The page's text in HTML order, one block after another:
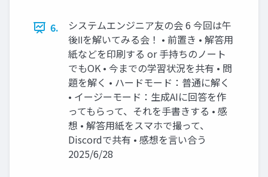
6.
システムエンジニア友の会 6 今回は午
後Ⅱを解いてみる会！ • 前置き • 解答用
紙などを印刷する or 手持ちのノート
でもOK • 今までの学習状況を共有 • 問
題を解く • ハードモード：普通に解く
• イージーモード：生成AIに回答を作
ってもらって、それを手書きする • 感
想 • 解答用紙をスマホで撮って、
Discordで共有 • 感想を言い合う
2025/6/28